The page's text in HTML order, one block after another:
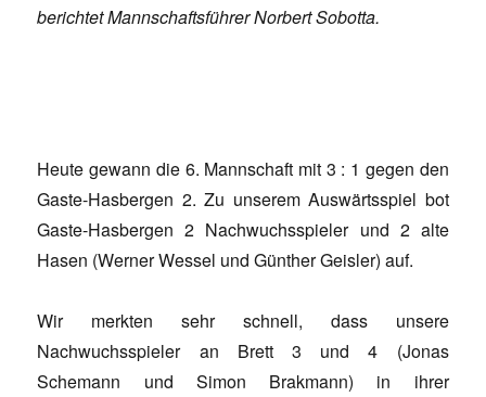
berichtet Mannschaftsführer Norbert Sobotta.
Heute gewann die 6. Mannschaft mit 3 : 1 gegen den
Gaste-Hasbergen 2. Zu unserem Auswärtsspiel bot
Gaste-Hasbergen 2 Nachwuchsspieler und 2 alte
Hasen (Werner Wessel und Günther Geisler) auf.
Wir merkten sehr schnell, dass unsere
Nachwuchsspieler an Brett 3 und 4 (Jonas
Schemann und Simon Brakmann) in ihrer